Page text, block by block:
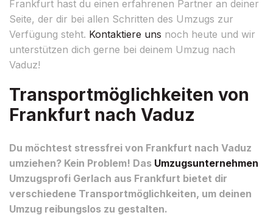
Frankfurt hast du einen erfahrenen Partner an deiner
Seite, der dir bei allen Schritten des Umzugs zur
Verfügung steht. Kontaktiere uns noch heute und wir
unterstützen dich gerne bei deinem Umzug nach
Vaduz!
Transportmöglichkeiten von
Frankfurt nach Vaduz
Du möchtest stressfrei von Frankfurt nach Vaduz
umziehen? Kein Problem! Das Umzugsunternehmen
Umzugsprofi Gerlach aus Frankfurt bietet dir
verschiedene Transportmöglichkeiten, um deinen
Umzug reibungslos zu gestalten.